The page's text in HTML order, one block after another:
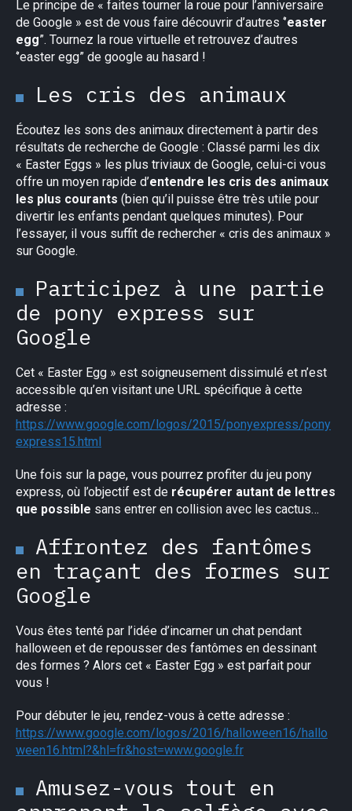
Le principe de « faites tourner la roue pour l’anniversaire
de Google » est de vous faire découvrir d’autres ‘’easter
egg”. Tournez la roue virtuelle et retrouvez d’autres
‘’easter egg” de google au hasard !
Les cris des animaux
Écoutez les sons des animaux directement à partir des
résultats de recherche de Google : Classé parmi les dix
« Easter Eggs » les plus triviaux de Google, celui-ci vous
offre un moyen rapide d’entendre les cris des animaux
les plus courants (bien qu’il puisse être très utile pour
divertir les enfants pendant quelques minutes). Pour
l’essayer, il vous suffit de rechercher « cris des animaux »
sur Google.
Participez à une partie
de pony express sur
Google
Cet « Easter Egg » est soigneusement dissimulé et n’est
accessible qu’en visitant une URL spécifique à cette
adresse :
https://www.google.com/logos/2015/ponyexpress/pony
express15.html
Une fois sur la page, vous pourrez profiter du jeu pony
express, où l’objectif est de récupérer autant de lettres
que possible sans entrer en collision avec les cactus…
Affrontez des fantômes
en traçant des formes sur
Google
Vous êtes tenté par l’idée d’incarner un chat pendant
halloween et de repousser des fantômes en dessinant
des formes ? Alors cet « Easter Egg » est parfait pour
vous !
Pour débuter le jeu, rendez-vous à cette adresse :
https://www.google.com/logos/2016/halloween16/hallo
ween16.html?&hl=fr&host=www.google.fr
Amusez-vous tout en
×